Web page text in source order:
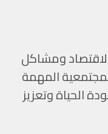
ومشاكل
المهمة
الحياة وتعزيز